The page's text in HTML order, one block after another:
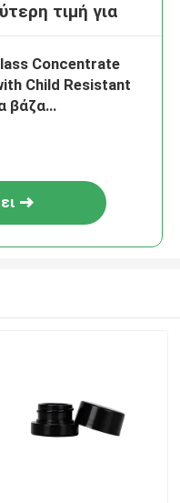
τιμή για
Concentrate
Child Resistant
βάζα